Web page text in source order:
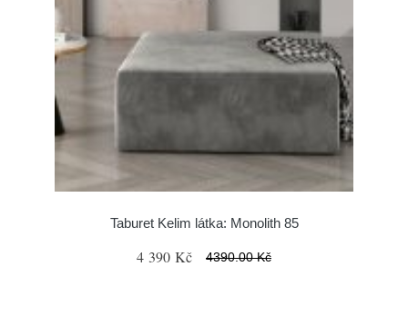
Taburet Kelim látka: Monolith 85
4 390 Kč 4390.00 Kč